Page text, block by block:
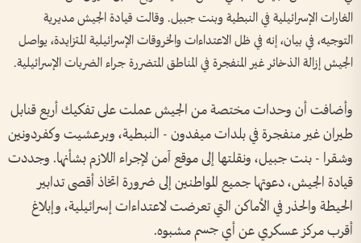
الغارات الإسرائيلية في النبطية وبنت جبيل. وقالت قيادة الجيش مديرية
التوجيه، في بيان، إنه في ظل الاعتداءات والخروقات الإسرائيلية المتزايدة، يواصل
الجيش إزالة الذخائر غير المنفجرة في المناطق المتضررة جراء الضربات الإسرائيلية.
وأضافت أن وحدات مختصة من الجيش عملت على تفكيك أربع قنابل
طيران غير منفجرة في بلدات ميفدون - النبطية، وبرعشيت وكفردونين
وشقرا - بنت جبيل، ونقلتها إلى موقع آمن لإجراء اللازم بشأنها. وجددت
قيادة الجيش، دعوتها جميع المواطنين إلى ضرورة اتخاذ أقصى تدابير
الحيطة والحذر في الأماكن التي تعرضت لاعتداءات إسرائيلية، وإبلاغ
أقرب مركز عسكري عن أي جسم مشبوه.